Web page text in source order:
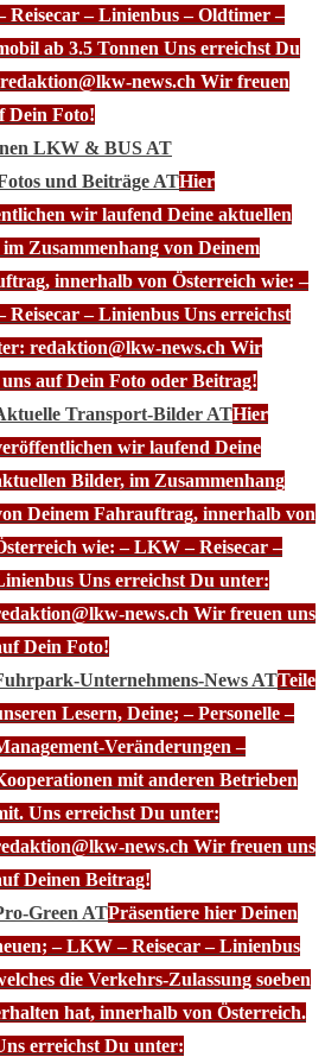
Reisecar – Linienbus – Oldtimer –
ab 3.5 Tonnen Uns erreichst Du
news.ch Wir freuen
Dein Foto!
LKW & BUS AT
und Beiträge ATHier
wir laufend Deine aktuellen
Zusammenhang von Deinem
innerhalb von Österreich wie: –
Reisecar – Linienbus Uns erreichst
redaktion@lkw-news.ch Wir
auf Dein Foto oder Beitrag!
Transport-Bilder ATHier
wir laufend Deine
Bilder, im Zusammenhang
Deinem Fahrauftrag, innerhalb von
wie: – LKW – Reisecar –
Uns erreichst Du unter:
news.ch Wir freuen uns
Dein Foto!
Unternehmens-News ATTeile
Lesern, Deine; – Personelle –
Veränderungen –
mit anderen Betrieben
Uns erreichst Du unter:
news.ch Wir freuen uns
Deinen Beitrag!
Green ATPräsentiere hier Deinen
– LKW – Reisecar – Linienbus
die Verkehrs-Zulassung soeben
hat, innerhalb von Österreich.
erreichst Du unter: